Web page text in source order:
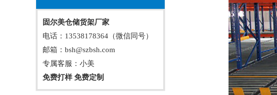
固尔美仓储货架厂家
电话：13538178364（微信同号）
邮箱：bsh@szbsh.com
专属客服：小美
免费打样 免费定制